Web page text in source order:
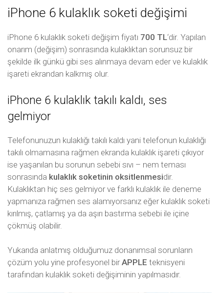
iPhone 6 kulaklık soketi değişimi
iPhone 6 kulaklık soketi değişim fiyatı 700 TL‘dir. Yapılan
onarım (değişim) sonrasında kulaklıktan sorunsuz bir
şekilde ilk günkü gibi ses alınmaya devam eder ve kulaklık
işareti ekrandan kalkmış olur.
iPhone 6 kulaklık takılı kaldı, ses
gelmiyor
Telefonunuzun kulaklığı takılı kaldı yani telefonun kulaklığı
takılı olmamasına rağmen ekranda kulaklık işareti çıkıyor
ise yaşanılan bu sorunun sebebi sıvı – nem teması
sonrasında kulaklık soketinin oksitlenmesidir.
Kulaklıktan hiç ses gelmiyor ve farklı kulaklık ile deneme
yapmanıza rağmen ses alamıyorsanız eğer kulaklık soketi
kırılmış, çatlamış ya da aşırı bastırma sebebi ile içine
çökmüş olabilir.
Yukarıda anlatmış olduğumuz donanımsal sorunların
çözüm yolu yine profesyonel birAPPLE teknisyeni
tarafından kulaklık soketi değişiminin yapılmasıdır.